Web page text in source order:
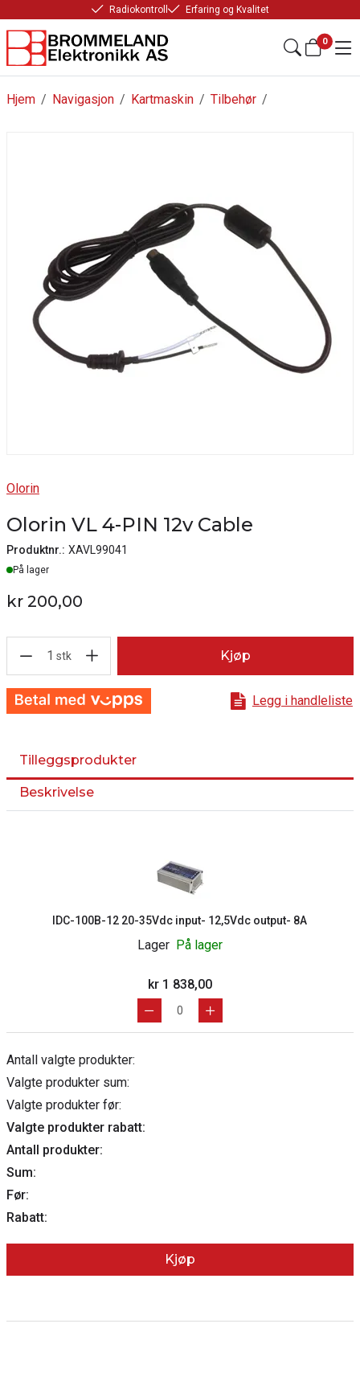
Radiokontroll Erfaring og Kvalitet
0
/
Hjem /
Navigasjon /
Kartmaskin /
Tilbehør
Olorin
Olorin VL 4-PIN 12v Cable
Produktnr.: XAVL99041
Lager
På lager
kr 200,00
1 stk Kjøp
Legg i handleliste
Tilleggsprodukter
Beskrivelse
IDC-100B-12 20-35Vdc input- 12,5Vdc output- 8A
Lager På lager
kr 1 838,00
Antall valgte produkter:
Valgte produkter sum:
Valgte produkter før:
Valgte produkter rabatt:
Antall produkter:
Sum:
Før:
Rabatt:
Kjøp